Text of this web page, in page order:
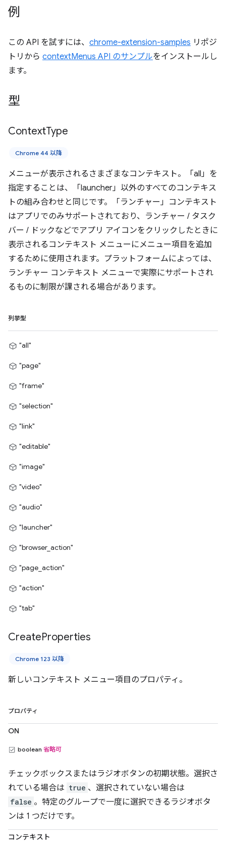
例
この API を試すには、 chrome-extension-samples リポジ
トリから contextMenus API のサンプルをインストールし
ます。
型
ContextType
Chrome 44 以降
メニューが表示されるさまざまなコンテキスト。「all」を
指定することは、「launcher」以外のすべてのコンテキス
トの組み合わせと同じです。「ランチャー」コンテキスト
はアプリでのみサポートされており、ランチャー / タスク
バー / ドックなどでアプリ アイコンをクリックしたときに
表示されるコンテキスト メニューにメニュー項目を追加
するために使用されます。プラットフォームによっては、
ランチャー コンテキスト メニューで実際にサポートされ
るものに制限が課される場合があります。
列挙型
"all"
"page"
"frame"
"selection"
"link"
"editable"
"image"
"video"
"audio"
"launcher"
"browser_action"
"page_action"
"action"
"tab"
CreateProperties
Chrome 123 以降
新しいコンテキスト メニュー項目のプロパティ。
プロパティ
ON
boolean 省略可
チェックボックスまたはラジオボタンの初期状態。選択さ
れている場合は true 、選択されていない場合は
false 。特定のグループで一度に選択できるラジオボタ
ンは 1 つだけです。
コンテキスト